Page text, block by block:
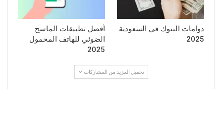
دوامات البنوك في السعودية
2025
أفضل تطبيقات الماسح
الضوئي للهاتف المحمول
2025
تحميل المزيد من المشاركات